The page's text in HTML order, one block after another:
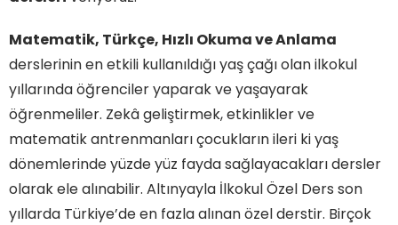
Matematik, Türkçe, Hızlı Okuma ve Anlama
derslerinin en etkili kullanıldığı yaş çağı olan ilkokul
yıllarında öğrenciler yaparak ve yaşayarak
öğrenmeliler. Zekâ geliştirmek, etkinlikler ve
matematik antrenmanları çocukların ileri ki yaş
dönemlerinde yüzde yüz fayda sağlayacakları dersler
olarak ele alınabilir. Altınyayla İlkokul Özel Ders son
yıllarda Türkiye’de en fazla alınan özel derstir. Birçok